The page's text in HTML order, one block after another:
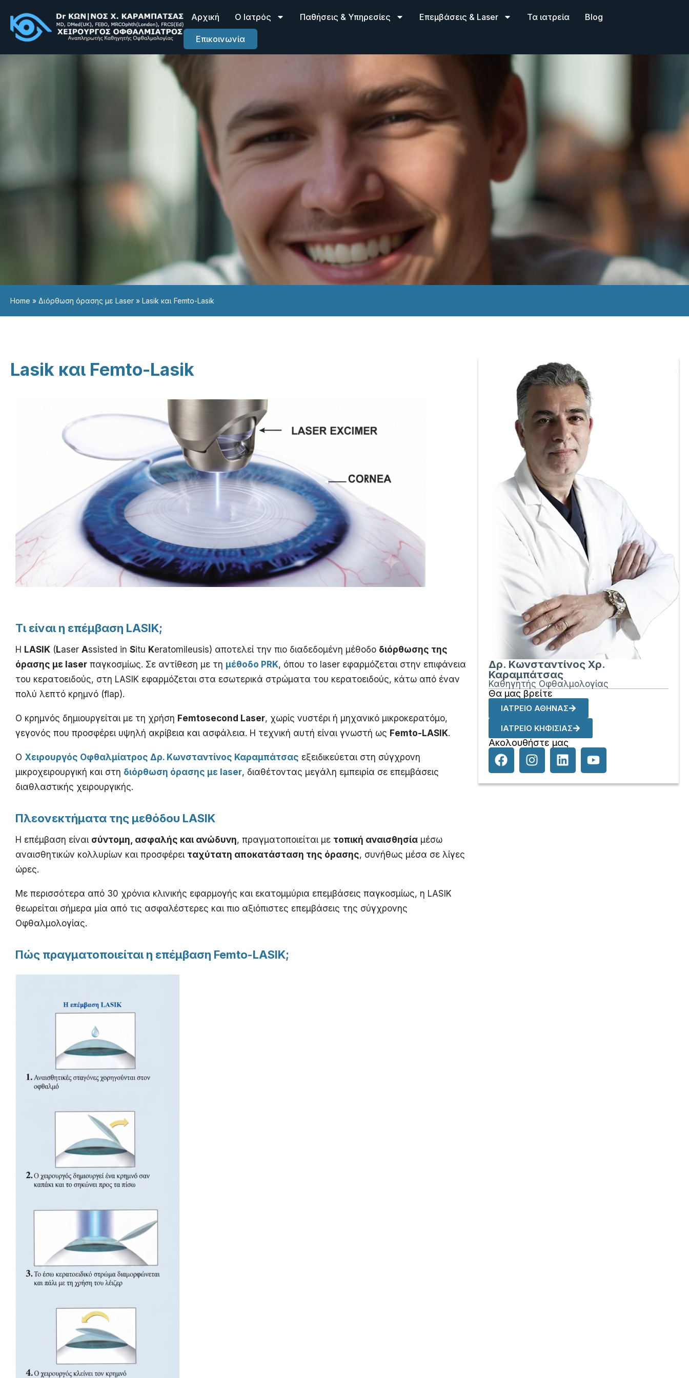
Αρχική Ο Ιατρός Παθήσεις & Υπηρεσίες Επεμβάσεις & Laser Τα ιατρεία Blog
Επικοινωνία
Home » Διόρθωση όρασης με Laser » Lasik και Femto-Lasik
Lasik και Femto-Lasik
Τι είναι η επέμβαση LASIK;
Η LASIK ( Laser Assisted in Situ Keratomileusis) αποτελεί την πιο διαδεδομένη μέθοδο διόρθωσης της
όρασης με laser παγκοσμίως. Σε αντίθεση με τη μέθοδο PRK, όπου το laser εφαρμόζεται στην επιφάνεια
του κερατοειδούς, στη LASIK εφαρμόζεται στα εσωτερικά στρώματα του κερατοειδούς, κάτω από έναν
πολύ λεπτό κρημνό (flap).
Ο κρημνός δημιουργείται με τη χρήση Femtosecond Laser, χωρίς νυστέρι ή μηχανικό μικροκερατόμο,
γεγονός που προσφέρει υψηλή ακρίβεια και ασφάλεια. Η τεχνική αυτή είναι γνωστή ως Femto-LASIK.
Ο Χειρουργός Οφθαλμίατρος Δρ. Κωνσταντίνος Καραμπάτσας εξειδικεύεται στη σύγχρονη
μικροχειρουργική και στη διόρθωση όρασης με laser, διαθέτοντας μεγάλη εμπειρία σε επεμβάσεις
διαθλαστικής χειρουργικής.
Πλεονεκτήματα της μεθόδου LASIK
Η επέμβαση είναι σύντομη, ασφαλής και ανώδυνη, πραγματοποιείται με τοπική αναισθησία μέσω
αναισθητικών κολλυρίων και προσφέρει ταχύτατη αποκατάσταση της όρασης, συνήθως μέσα σε λίγες
ώρες.
Με περισσότερα από 30 χρόνια κλινικής εφαρμογής και εκατομμύρια επεμβάσεις παγκοσμίως, η LASIK
θεωρείται σήμερα μία από τις ασφαλέστερες και πιο αξιόπιστες επεμβάσεις της σύγχρονης
Οφθαλμολογίας.
Πώς πραγματοποιείται η επέμβαση Femto-LASIK;
Δρ. Κωνσταντίνος Χρ.
Καραμπάτσας
Καθηγητής Οφθαλμολογίας
Θα μας βρείτε
ΙΑΤΡΕΙΟ ΑΘΗΝΑΣ
ΙΑΤΡΕΙΟ ΚΗΦΙΣΙΑΣ
Ακολουθήστε μας